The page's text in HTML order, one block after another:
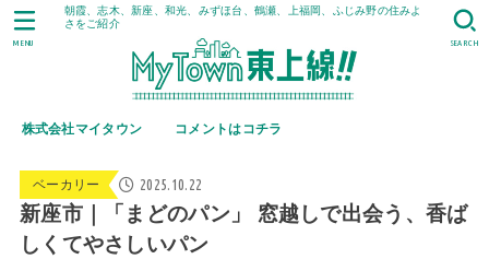
朝霞、志木、新座、和光、みずほ台、鶴瀬、上福岡、ふじみ野の住みよ
さをご紹介
株式会社マイタウン コメントはコチラ
SEARCH
MENU
ベーカリー 2025.10.22
新座市｜「まどのパン」 窓越しで出会う、香ば
しくてやさしいパン